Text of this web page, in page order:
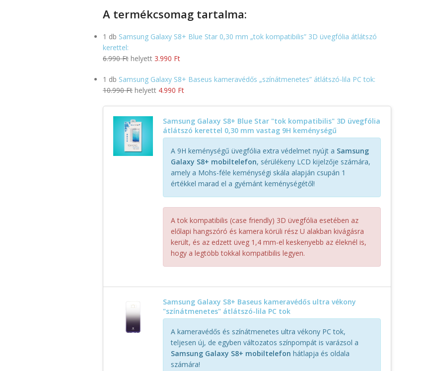
A termékcsomag tartalma:
1 db Samsung Galaxy S8+ Blue Star 0,30 mm „tok kompatibilis” 3D üvegfólia átlátszó
kerettel:
6.990 Fthelyett 3.990 Ft
1 db Samsung Galaxy S8+ Baseus kameravédős „színátmenetes” átlátszó-lila PC tok:
10.990 Fthelyett 4.990 Ft
Samsung Galaxy S8+ Blue Star "tok kompatibilis" 3D üvegfólia
átlátszó kerettel 0,30 mm vastag 9H keménységű
A 9H keménységű üvegfólia extra védelmet nyújt a Samsung
Galaxy S8+ mobiltelefon, sérülékeny LCD kijelzője számára,
amely a Mohs-féle keménységi skála alapján csupán 1
értékkel marad el a gyémánt keménységétől!
A tok kompatibilis (case friendly) 3D üvegfólia esetében az
előlapi hangszóró és kamera körüli rész U alakban kivágásra
került, és az edzett üveg 1,4 mm-el keskenyebb az éleknél is,
hogy a legtöbb tokkal kompatibilis legyen.
Samsung Galaxy S8+ Baseus kameravédős ultra vékony
"színátmenetes" átlátszó-lila PC tok
A kameravédős és színátmenetes ultra vékony PC tok,
teljesen új, de egyben változatos színpompát is varázsol a
Samsung Galaxy S8+ mobiltelefon hátlapja és oldala
számára!